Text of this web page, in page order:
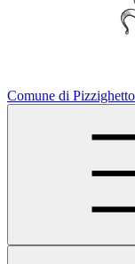
Comune di